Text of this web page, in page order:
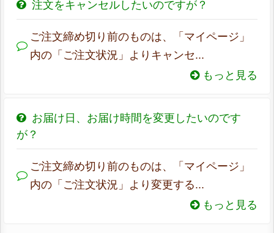
注文をキャンセルしたいのですが？
ご注文締め切り前のものは、「マイページ」
内の「ご注文状況」よりキャンセ...
もっと見る
お届け日、お届け時間を変更したいのです
が？
ご注文締め切り前のものは、「マイページ」
内の「ご注文状況」より変更する...
もっと見る